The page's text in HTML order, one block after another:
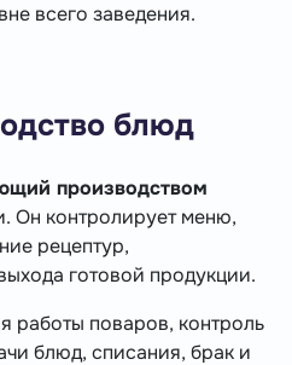
всего заведения.
блюд
производством
Он контролирует меню,
рецептур,
готовой продукции.
работы поваров, контроль
блюд, списания, брак и